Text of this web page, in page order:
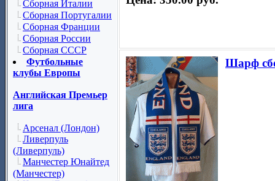
Сборная Италии
Сборная Португалии
Сборная Франции
Сборная России
Сборная СССР
Футбольные
клубы Европы
Английская Премьер
лига
Арсенал (Лондон)
Ливерпуль
(Ливерпуль)
Манчестер Юнайтед
(Манчестер)
Шарф